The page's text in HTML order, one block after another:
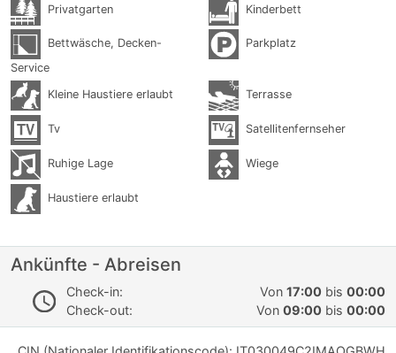
Privatgarten Kinderbett
Bettwäsche, Decken-
Service
Parkplatz
Kleine Haustiere erlaubt Terrasse
Tv Satellitenfernseher
Ruhige Lage Wiege
Haustiere erlaubt
Ankünfte - Abreisen
Check-in: Von 17:00 bis 00:00
Check-out:
Von 09:00 bis 00:00